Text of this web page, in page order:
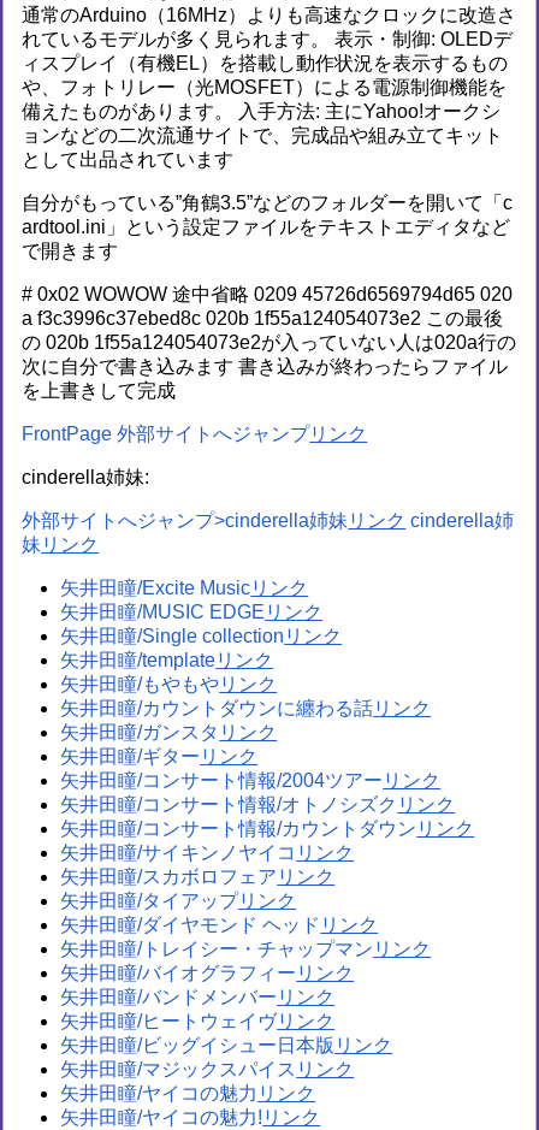
通常のArduino（16MHz）よりも高速なクロックに改造さ
れているモデルが多く見られます。 表示・制御: OLEDデ
ィスプレイ（有機EL）を搭載し動作状況を表示するもの
や、フォトリレー（光MOSFET）による電源制御機能を
備えたものがあります。 入手方法: 主にYahoo!オークシ
ョンなどの二次流通サイトで、完成品や組み立てキット
として出品されています
自分がもっている”角鶴3.5”などのフォルダーを開いて「c
ardtool.ini」という設定ファイルをテキストエディタなど
で開きます
# 0x02 WOWOW 途中省略 0209 45726d6569794d65 020
a f3c3996c37ebed8c 020b 1f55a124054073e2 この最後
の 020b 1f55a124054073e2が入っていない人は020a行の
次に自分で書き込みます 書き込みが終わったらファイル
を上書きして完成
FrontPage 外部サイトへジャンプ
cinderella姉妹:
外部サイトへジャンプ>cinderella姉妹
cinderella姉
妹
矢井田瞳/Excite Music
矢井田瞳/MUSIC EDGE
矢井田瞳/Single collection
矢井田瞳/template
矢井田瞳/もやもや
矢井田瞳/カウントダウンに纏わる話
矢井田瞳/ガンスタ
矢井田瞳/ギター
矢井田瞳/コンサート情報/2004ツアー
矢井田瞳/コンサート情報/オトノシズク
矢井田瞳/コンサート情報/カウントダウン
矢井田瞳/サイキンノヤイコ
矢井田瞳/スカボロフェア
矢井田瞳/タイアップ
矢井田瞳/ダイヤモンド ヘッド
矢井田瞳/トレイシー・チャップマン
矢井田瞳/バイオグラフィー
矢井田瞳/バンドメンバー
矢井田瞳/ヒートウェイヴ
矢井田瞳/ビッグイシュー日本版
矢井田瞳/マジックスパイス
矢井田瞳/ヤイコの魅力
矢井田瞳/ヤイコの魅力!